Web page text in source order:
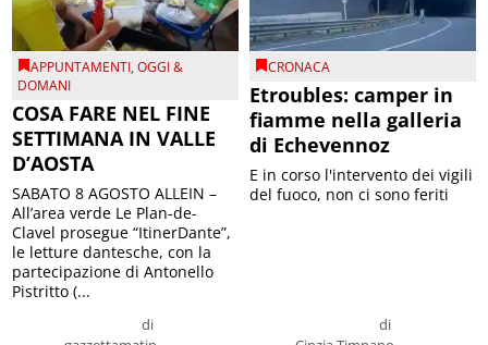
APPUNTAMENTI,OGGI &
DOMANI
COSA FARE NEL FINE
SETTIMANA IN VALLE
D’AOSTA
di
SABATO 8 AGOSTO ALLEIN –
All’area verde Le Plan-de-
Clavel prosegue “ItinerDante”,
le letture dantesche, con la
partecipazione di Antonello
Pistritto (...
CRONACA
Etroubles: camper in
fiamme nella galleria
di Echevennoz
di
E in corso l'intervento dei vigili
del fuoco, non ci sono feriti